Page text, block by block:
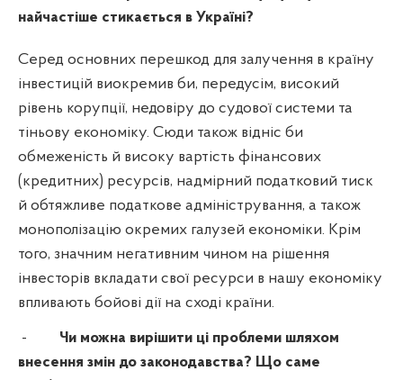
найчастіше стикається в Україні?
Серед основних перешкод для залучення в країну
інвестицій виокремив би, передусім, високий
рівень корупції, недовіру до судової системи та
тіньову економіку. Сюди також відніс би
обмеженість й високу вартість фінансових
(кредитних) ресурсів, надмірний податковий тиск
й обтяжливе податкове адміністрування, а також
монополізацію окремих галузей економіки. Крім
того, значним негативним чином на рішення
інвесторів вкладати свої ресурси в нашу економіку
впливають бойові дії на сході країни.
-
Чи можна вирішити ці проблеми шляхом
внесення змін до законодавства? Що саме